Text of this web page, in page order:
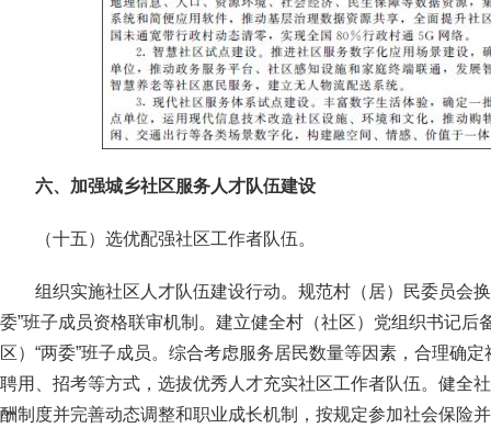
六、加强城乡社区服务人才队伍建设
（十五）选优配强社区工作者队伍。
组织实施社区人才队伍建设行动。规范村（居）民委员会
委”班子成员资格联审机制。建立健全村（社区）党组织书记后
区）“两委”班子成员。综合考虑服务居民数量等因素，合理确
聘用、招考等方式，选拔优秀人才充实社区工作者队伍。健全
酬制度并完善动态调整和职业成长机制，按规定参加社会保险